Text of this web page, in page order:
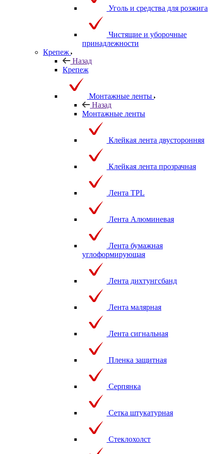
Уголь и средства для розжига
Чистящие и уборочные
принадлежности
Крепеж
Назад
Крепеж
Монтажные ленты
Назад
Монтажные ленты
Клейкая лента двусторонняя
Клейкая лента прозрачная
Лента TPL
Лента Алюминевая
Лента бумажная
углоформирующая
Лента дихтунгсбанд
Лента малярная
Лента сигнальная
Пленка защитная
Серпянка
Сетка штукатурная
Стеклохолст